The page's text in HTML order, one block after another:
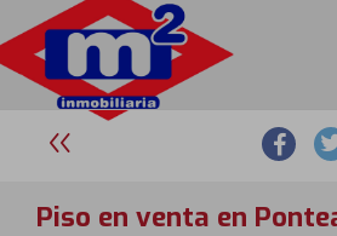
Piso en venta en